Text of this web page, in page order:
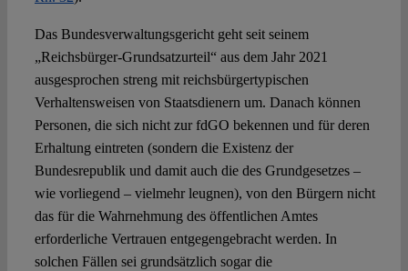
Das Bundesverwaltungsgericht geht seit seinem
„Reichsbürger-Grundsatzurteil“ aus dem Jahr 2021
ausgesprochen streng mit reichsbürgertypischen
Verhaltensweisen von Staatsdienern um. Danach können
Personen, die sich nicht zur fdGO bekennen und für deren
Erhaltung eintreten (sondern die Existenz der
Bundesrepublik und damit auch die des Grundgesetzes –
wie vorliegend – vielmehr leugnen), von den Bürgern nicht
das für die Wahrnehmung des öffentlichen Amtes
erforderliche Vertrauen entgegengebracht werden. In
solchen Fällen sei grundsätzlich sogar die